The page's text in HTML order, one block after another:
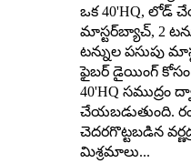
ఒక 40'HQ, లోడ్
మాస్టర్‌బ్యాచ్, 2
టన్నుల పసుపు
ఫైబర్ డైయింగ్
40'HQ సముద్రం
చేయబడుతుంది.
చెదరగొట్టబడిన
మిశ్రమాలు...